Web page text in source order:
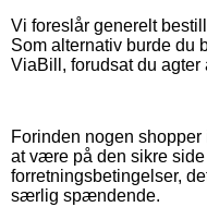
Vi foreslår generelt
Som alternativ burde du
ViaBill, forudsat du agter
Forinden nogen
at være på den sikre
forretningsbetingelser,
særlig spændende.